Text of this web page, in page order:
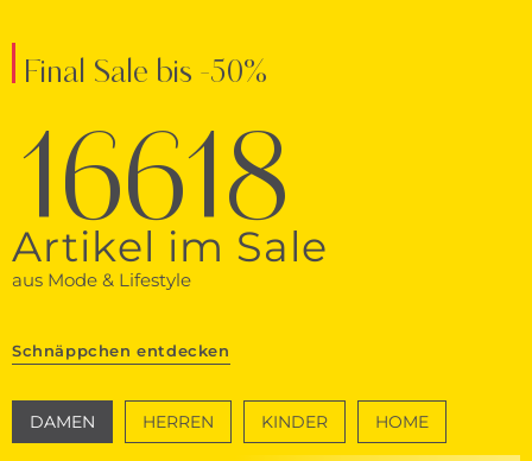
Final Sale bis -50%
16618
Artikel im Sale
aus Mode & Lifestyle
Schnäppchen entdecken
DAMEN HERREN KINDER HOME